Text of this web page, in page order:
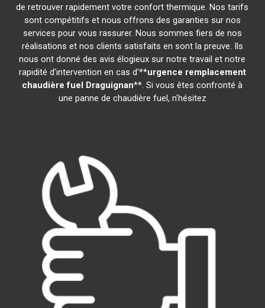
de retrouver rapidement votre confort thermique. Nos tarifs
sont compétitifs et nous offrons des garanties sur nos
services pour vous rassurer. Nous sommes fiers de nos
réalisations et nos clients satisfaits en sont la preuve. Ils
nous ont donné des avis élogieux sur notre travail et notre
rapidité d'intervention en cas d'**urgence remplacement
chaudière fuel Draguignan**. Si vous êtes confronté à
une panne de chaudière fuel, n'hésitez